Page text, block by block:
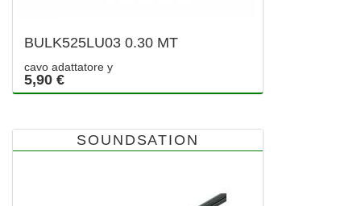
BULK525LU03 0.30 MT
cavo adattatore y
5,90 €
SOUNDSATION